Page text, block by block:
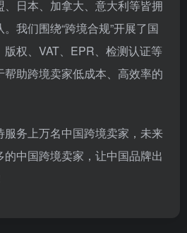
日本、加拿大、意大利等皆拥
我们围绕“跨境合规”开展了国
权、VAT、EPR、检测认证等
助跨境卖家低成本、高效率的
服务上万名中国跨境卖家，未来
中国跨境卖家，让中国品牌出